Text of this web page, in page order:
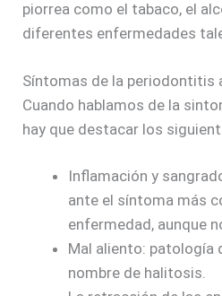
piorrea como el tabaco, el
diferentes enfermedades
Síntomas de la periodontitis
Cuando hablamos de la
hay que destacar los
Inflamación y
ante el síntoma más
enfermedad, aunque
Mal aliento: patología
nombre de halitosis.